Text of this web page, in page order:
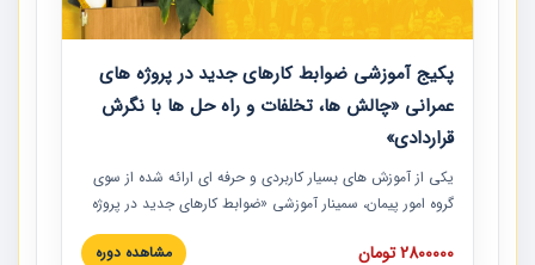
پکیج آموزشی ضوابط کارهای جدید در پروژه های
عمرانی «چالش ها، تخلفات و راه حل ها با نگرش
قراردادی»
یکی از آموزش‏‏‏‏‏‏ های بسیار کاربردی و حرفه‏ ای ارائه شده از سوی
گروه امور پیمان، سمینار آموزشی «ضوابط کارهای جدید در پروژه
های عمرانی» چالش ها، تخلفات و راه حل ها با نگرش قراردادی
است که در محل سندیکای شرکت های ساختمانی کشور ارائه شد.
2800000 تومان مشاهده دوره